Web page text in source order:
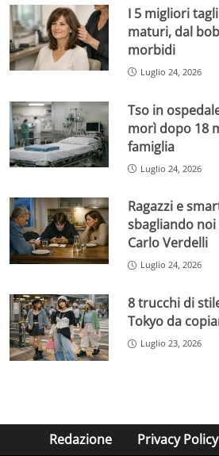
I 5 migliori
maturi, dal
morbidi
Luglio 24, 2026
Tso in
morì dopo 18
famiglia
Luglio 24, 2026
Ragazzi e
sbagliando
Carlo Verdelli
Luglio 24, 2026
8 trucchi di
Tokyo da
Luglio 23, 2026
Redazione Privacy Policy